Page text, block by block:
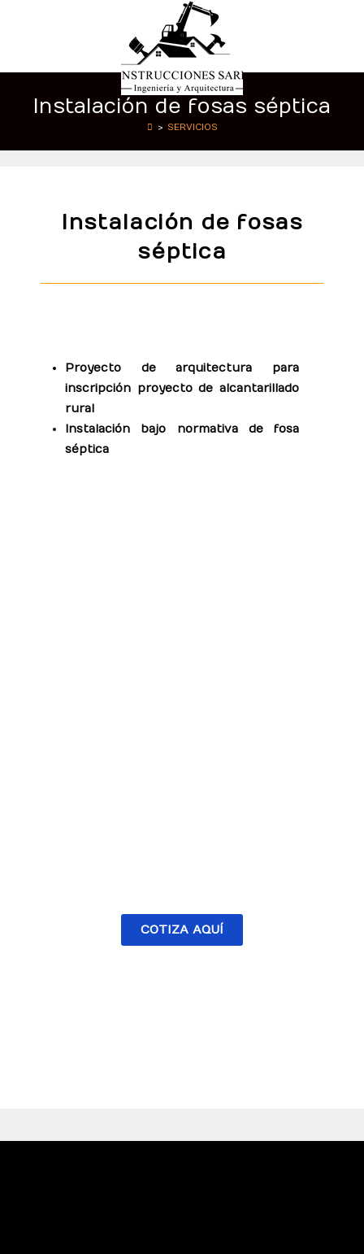
Instalación de fosas séptica
> SERVICIOS
Instalación de fosas
séptica
Proyecto de arquitectura para
inscripción proyecto de alcantarillado
rural
Instalación bajo normativa de fosa
séptica
COTIZA AQUÍ